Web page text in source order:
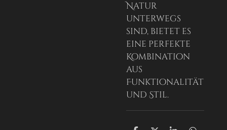
Natur
unterwegs
sind, bietet es
eine perfekte
Kombination
aus
Funktionalität
und Stil.